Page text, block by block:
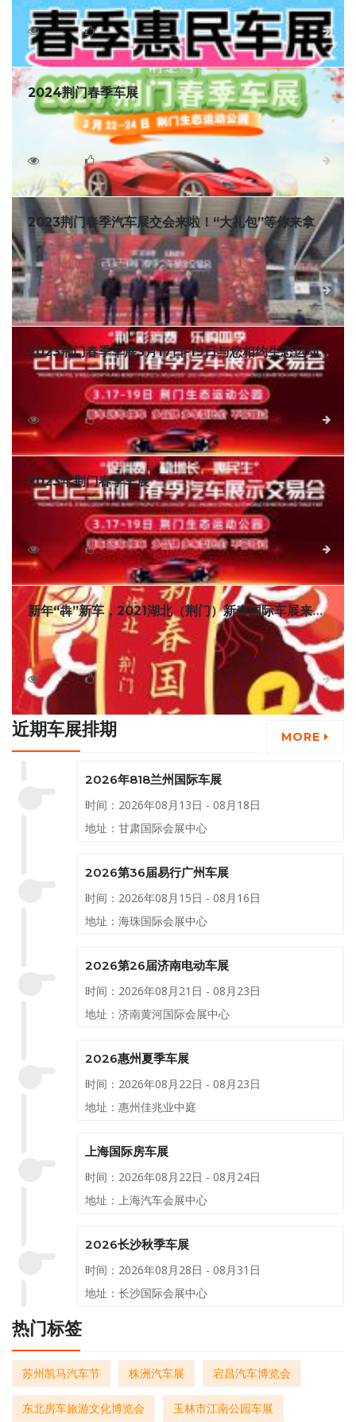
在湖北荆门生态运动公园盛大举行！
1997
0 详细
2024荆门春季车展
2024荆门春季车展！展会即将于3月22-24日在荆门生态运
动公园盛大开幕！您要的实惠都在这里！
3705
0
2023荆门春季汽车展交会来啦！“大礼包”等你来拿
3月17日，由荆门高新区商务服务中心主办、荆门市汽车协
会承办的2023年稳增长、促消费、惠民生汽车展示交易会举
行，活动将持续三天。本次车展汇集了荆门市区大部分汽车经
销4S店，有近50个汽车品牌、300多款车型参展，其中有长城
汽车生产的长城炮、坦克300、坦克500等。
3022 0 详细
2023荆门春季车展3月17日-19日与您相约生态运动公
园
“荆”彩消费 乐购四季，荆楚购·2023年荆门市春季汽车展示
交易会将于3月17日-19日与您相约荆门市生态运动公园。本次
展会荆门市商务局、荆门市汽车流通协会将携手50多家汽车厂
家及经销商联合举办，政府惠民补贴、厂家钜惠让利、机会不
容错过！
2668 0
2023年荆门春季车展
2023年荆门春季车展将于2023年3月17日至19日在湖北荆
门生态运动公园盛大举行！
5641
0
新年“犇”新车，2021湖北（荆门）新春国际车展来
了！3月12-14日，荆门生态运动公园，2021湖北（荆门）新春
国际车展来袭！本届车展由荆门晚报主办，近40大主流品牌齐
聚现场，联合让利。汽车厂家优惠政策支持，一降到底；品牌
特价车型清仓甩卖，惊爆全场，赶紧来看看有什么惊喜等着您
吧。
4187 0 详细
近期车展排期 MORE
2026年818兰州国际车展
时间：2026年08月13日 - 08月18日
地址：甘肃国际会展中心
2026第36届易行广州车展
时间：2026年08月15日 - 08月16日
地址：海珠国际会展中心
2026第26届济南电动车展
时间：2026年08月21日 - 08月23日
地址：济南黄河国际会展中心
2026惠州夏季车展
时间：2026年08月22日 - 08月23日
地址：惠州佳兆业中庭
上海国际房车展
时间：2026年08月22日 - 08月24日
地址：上海汽车会展中心
2026长沙秋季车展
时间：2026年08月28日 - 08月31日
地址：长沙国际会展中心
热门标签
苏州凯马汽车节 株洲汽车展 宕昌汽车博览会
东北房车旅游文化博览会 玉林市江南公园车展